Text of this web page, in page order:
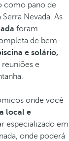
como pano de
Nevada. As
foram
de bem-
e solário,
reuniões e
onde você
local e
especializado em
onde poderá